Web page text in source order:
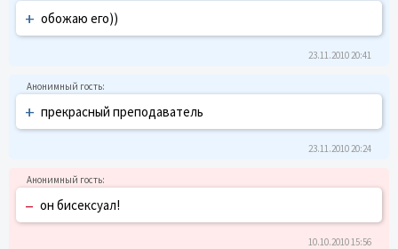
+ обожаю его))
23.11.2010 20:41
+ прекрасный преподаватель
23.11.2010 20:24
– он бисексуал!
10.10.2010 15:56